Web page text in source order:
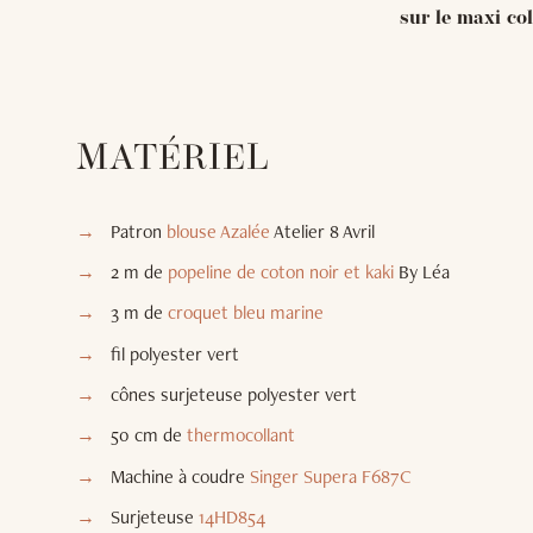
sur le maxi col
MATÉRIEL
Patron blouse AzaléeAtelier 8 Avril
2 m de popeline de coton noir et kakiBy Léa
3 m de croquet bleu marine
fil polyester vert
cônes surjeteuse polyester vert
50 cm de thermocollant
Machine à coudre Singer Supera F687C
Surjeteuse 14HD854